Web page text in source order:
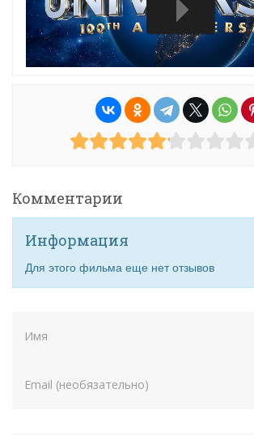
Комментарии
Информация
Для этого фильма еще нет отзывов